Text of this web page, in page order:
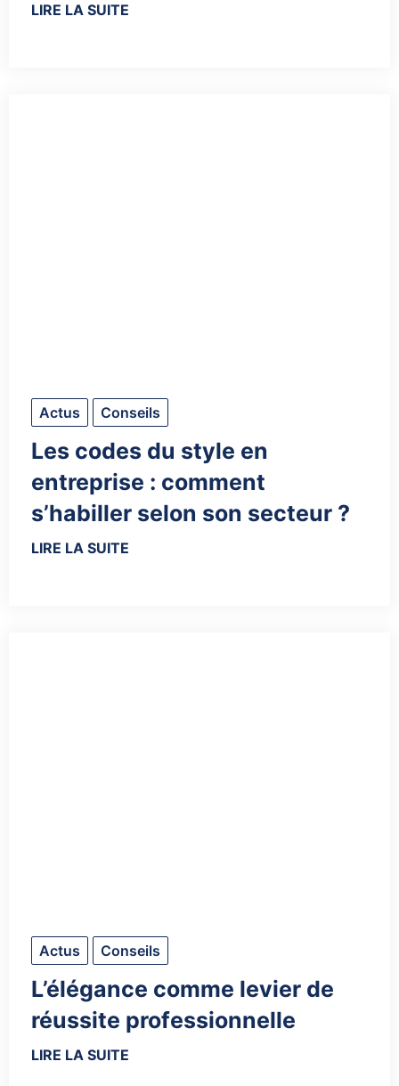
LIRE LA SUITE
Actus Conseils
Les codes du style en
entreprise : comment
s’habiller selon son secteur ?
LIRE LA SUITE
Actus Conseils
L’élégance comme levier de
réussite professionnelle
LIRE LA SUITE